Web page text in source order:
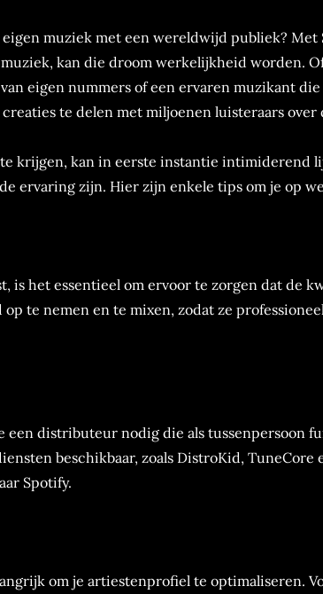
muziek met een wereldwijd publiek? Met
kan die droom werkelijkheid worden.
eigen nummers of een ervaren muzikant
te delen met miljoenen luisteraars over
krijgen, kan in eerste instantie intimiderend
ervaring zijn. Hier zijn enkele tips om je op
is het essentieel om ervoor te zorgen dat de
te nemen en te mixen, zodat ze
een distributeur nodig die als tussenpersoon
beschikbaar, zoals DistroKid, TuneCore
Spotify.
om je artiestenprofiel te optimaliseren.